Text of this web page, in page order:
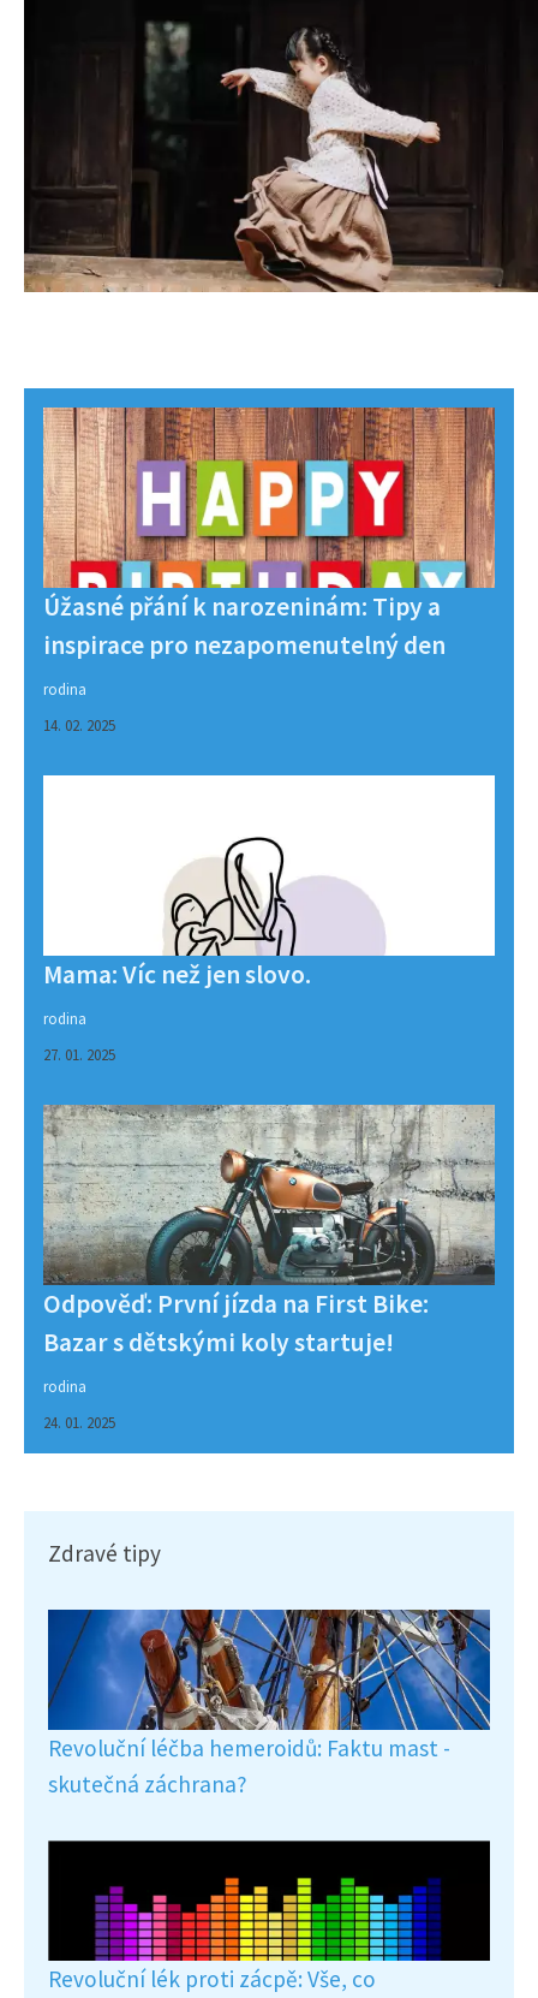
Úžasné přání k narozeninám: Tipy a
inspirace pro nezapomenutelný den
rodina
14. 02. 2025
Mama: Víc než jen slovo.
rodina
27. 01. 2025
Odpověď: První jízda na First Bike:
Bazar s dětskými koly startuje!
rodina
24. 01. 2025
Zdravé tipy
Revoluční léčba hemeroidů: Faktu mast -
skutečná záchrana?
Revoluční lék proti zácpě: Vše, co